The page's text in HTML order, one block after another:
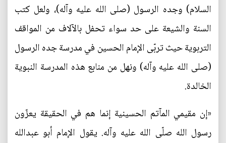
السلام) وجده الرسول (صلى الله عليه وآله)، ولعل كتب
السنة والشيعة على حد سواء تحفل بالآلاف من المواقف
التربوية حيث تربّى الإمام الحسين في مدرسة جده الرسول
(صلى الله عليه وآله) ونهل من منابع هذه المدرسة النبوية
الخالدة.
«إن مقيمي المآتم الحسينية إنما هم في الحقيقة يعزّون
رسول الله صلّى الله عليه وآله. يقول الإمام أبو عبدالله